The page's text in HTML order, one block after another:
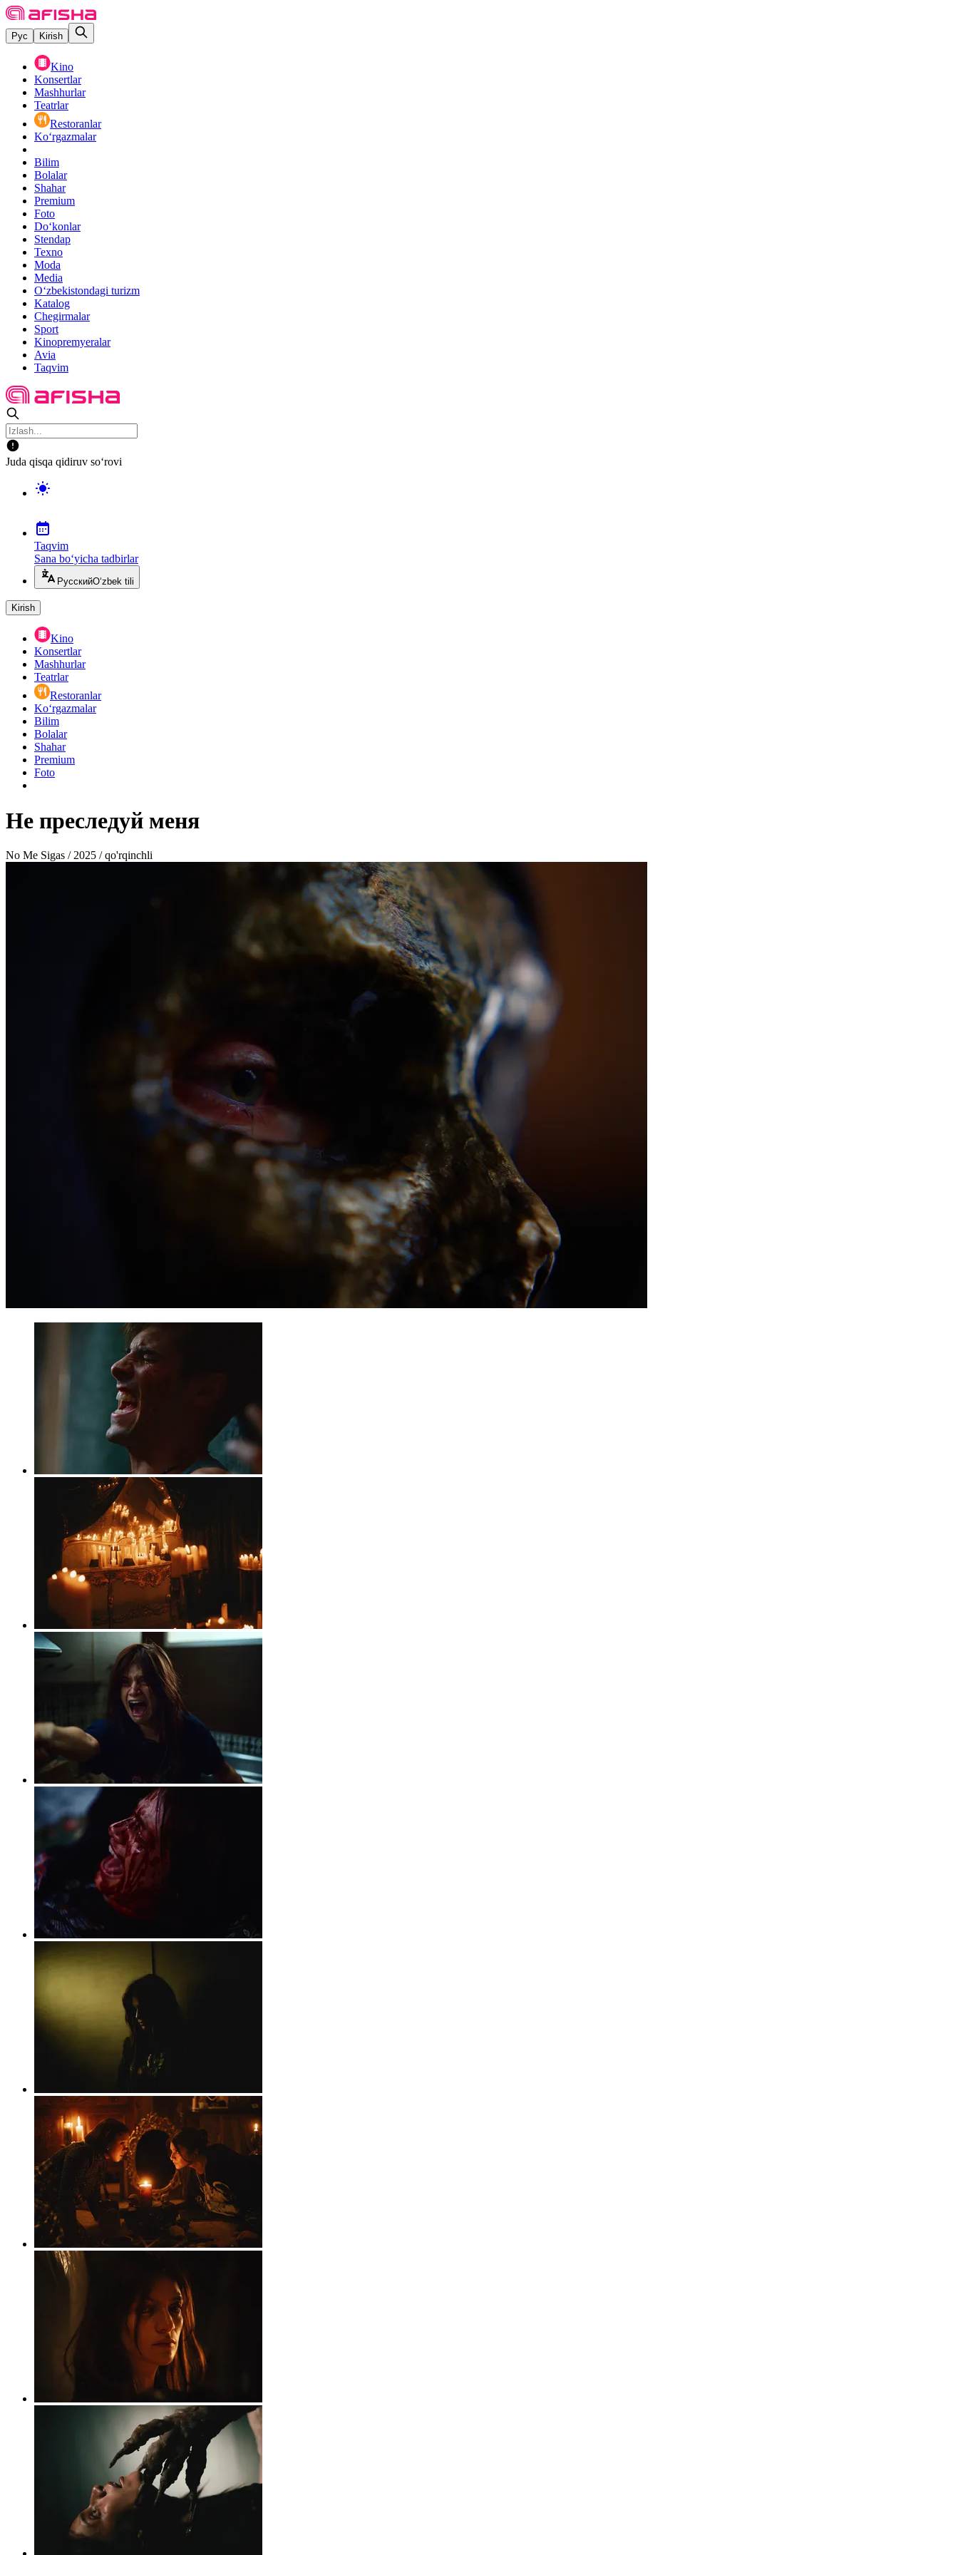
Рус Kirish
Kino
Konsertlar
Mashhurlar
Teatrlar
Restoranlar
Ko‘rgazmalar
Bilim
Bolalar
Shahar
Premium
Foto
Do‘konlar
Stendap
Texno
Moda
Media
O‘zbekistondagi turizm
Katalog
Chegirmalar
Sport
Kinopremyeralar
Avia
Taqvim
Juda qisqa qidiruv so‘rovi
Taqvim
Sana bo‘yicha tadbirlar
РусскийO‘zbek tili
Kirish
Kino
Konsertlar
Mashhurlar
Teatrlar
Restoranlar
Ko‘rgazmalar
Bilim
Bolalar
Shahar
Premium
Foto
Не преследуй меня
No Me Sigas / 2025 / qo'rqinchli